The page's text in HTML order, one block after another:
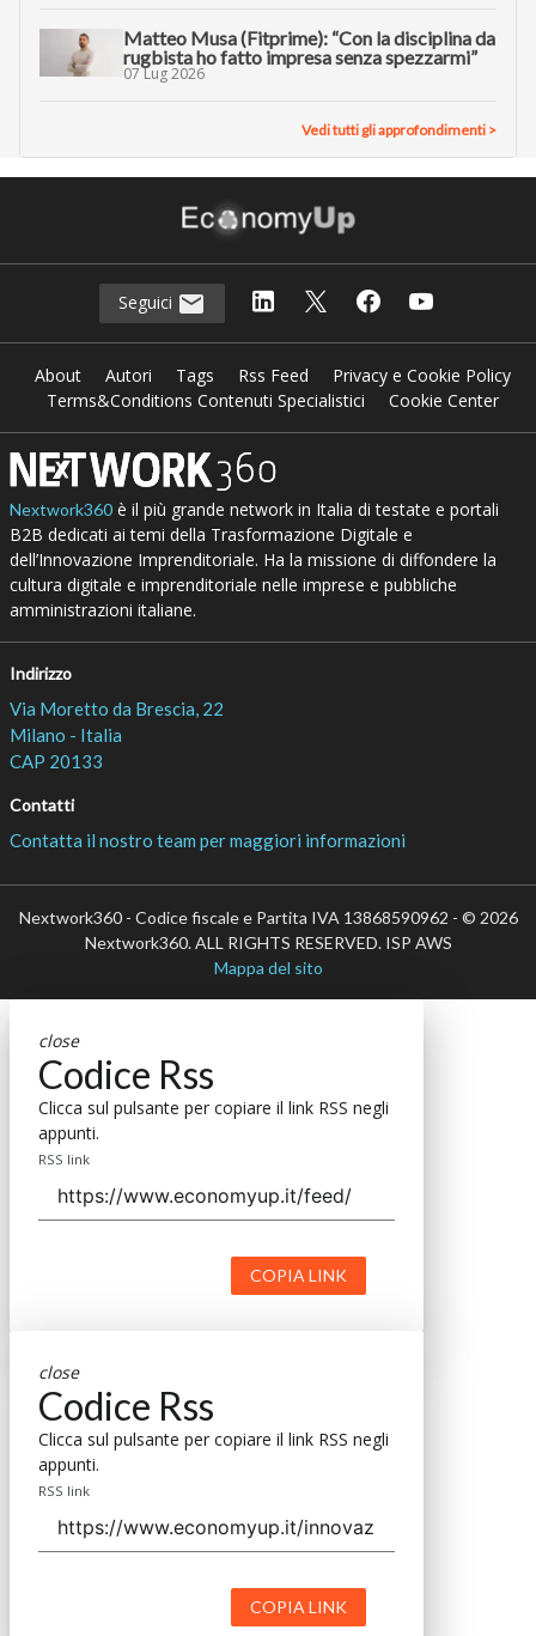
Matteo Musa (Fitprime): “Con la disciplina da
rugbista ho fatto impresa senza spezzarmi”
07 Lug 2026
Vedi tutti gli approfondimenti >
Seguici
About Autori Tags Rss Feed
Privacy e Cookie Policy
Terms&Conditions Contenuti Specialistici
Cookie Center
Nextwork360è il più grande network in Italia di testate e portali
B2B dedicati ai temi della Trasformazione Digitale e
dell’Innovazione Imprenditoriale. Ha la missione di diffondere la
cultura digitale e imprenditoriale nelle imprese e pubbliche
amministrazioni italiane.
Indirizzo
Via Moretto da Brescia, 22
Milano - Italia
CAP 20133
Contatti
Contatta il nostro team per maggiori informazioni
Nextwork360 - Codice fiscale e Partita IVA 13868590962 - © 2026
Nextwork360. ALL RIGHTS RESERVED. ISP AWS
Mappa del sito
close
Codice Rss
Clicca sul pulsante per copiare il link RSS negli
appunti.
RSS link
COPIA LINK
close
Codice Rss
Clicca sul pulsante per copiare il link RSS negli
appunti.
RSS link
COPIA LINK